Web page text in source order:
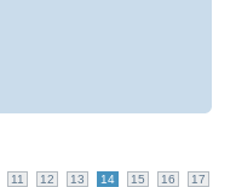
11 12 13 14 15 16 17